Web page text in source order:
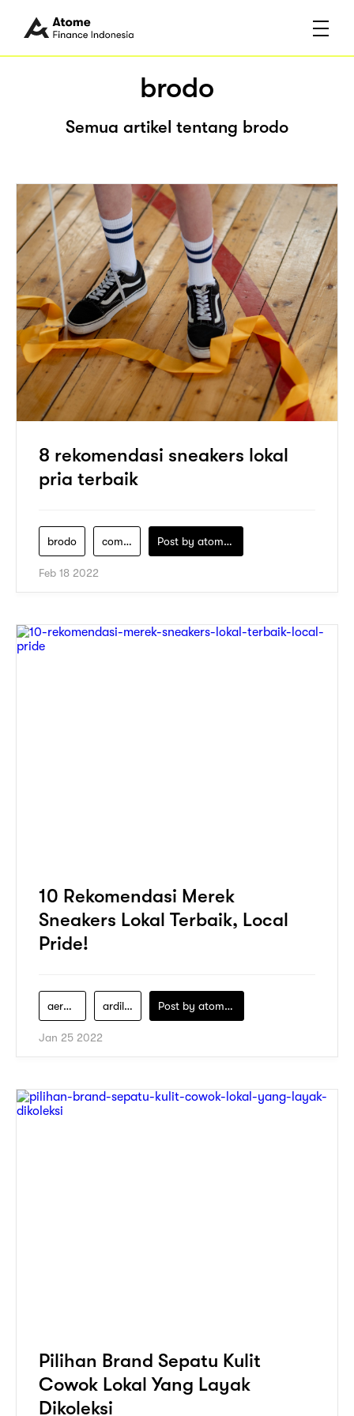
brodo
Semua artikel tentang brodo
8 rekomendasi sneakers lokal
pria terbaik
brodo compass Post by atomeind
Feb 18 2022
10 Rekomendasi Merek
Sneakers Lokal Terbaik, Local
Pride!
aero-street ardiles Post by atomeind
Jan 25 2022
Pilihan Brand Sepatu Kulit
Cowok Lokal Yang Layak
Dikoleksi